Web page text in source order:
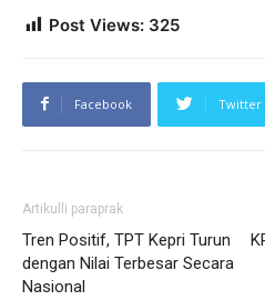
Post Views: 325
Facebook Twitter
Artikulli paraprak
Tren Positif, TPT Kepri Turun
dengan Nilai Terbesar Secara
Nasional